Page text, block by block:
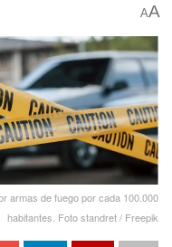
AA
armas de fuego por cada 100.000
habitantes. Foto standret / Freepik